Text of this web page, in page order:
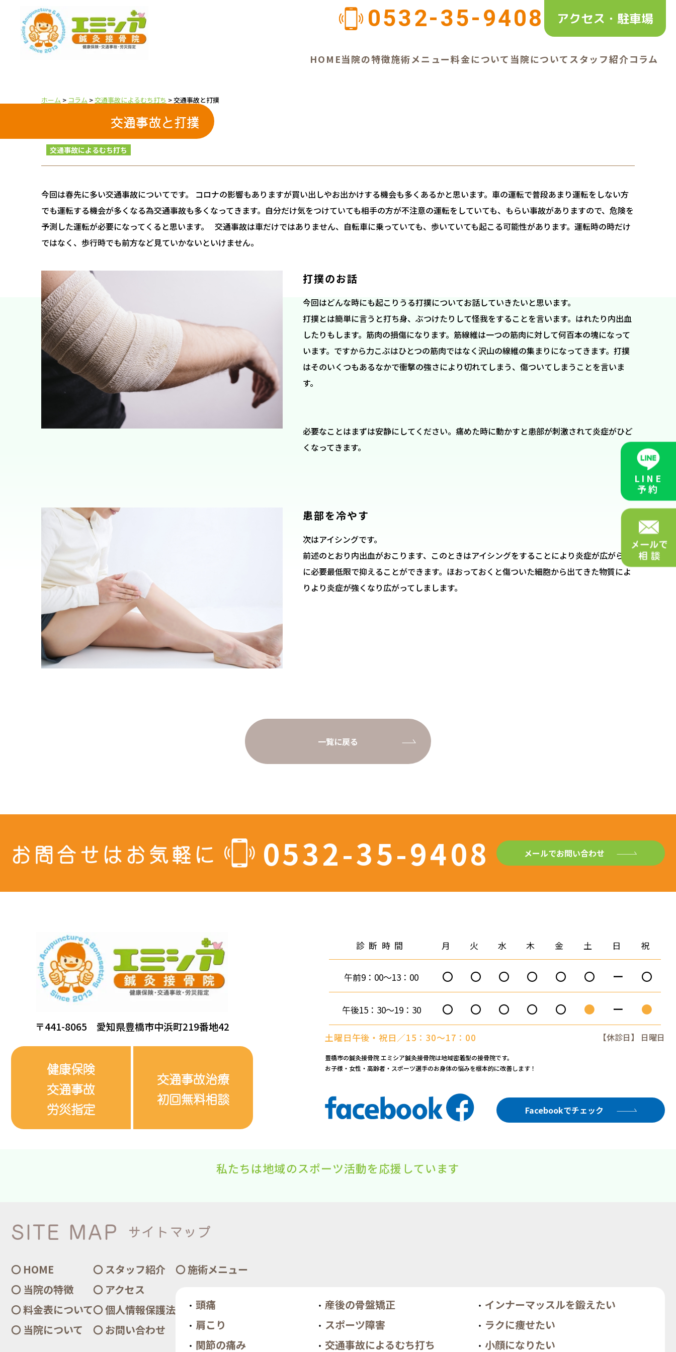
LINE
予約
0532-35-9408 アクセス・駐車場
HOME当院の特徴施術メニュー料金について 当院についてスタッフ紹介コラム
交通事故と打撲
ホーム > コラム >交通事故によるむち打ち >交通事故と打撲
交通事故によるむち打ち
今回は春先に多い交通事故についてです。 コロナの影響もありますが買い出しやお出かけする機会も多くあるかと思います。車の運転で普段あまり運転をしない方
でも運転する機会が多くなる為交通事故も多くなってきます。自分だけ気をつけていても相手の方が不注意の運転をしていても、もらい事故がありますので、危険を
予測した運転が必要になってくると思います。 交通事故は車だけではありません、自転車に乗っていても、歩いていても起こる可能性があります。運転時の時だけ
ではなく、歩行時でも前方など見ていかないといけません。
打撲のお話
今回はどんな時にも起こりうる打撲についてお話していきたいと思います。
打撲とは簡単に言うと打ち身、ぶつけたりして怪我をすることを言います。はれたり内出血
したりもします。筋肉の損傷になります。筋線維は一つの筋肉に対して何百本の塊になって
います。ですから力こぶはひとつの筋肉ではなく沢山の線維の集まりになってきます。打撲
はそのいくつもあるなかで衝撃の強さにより切れてしまう、傷ついてしまうことを言いま
す。
必要なことはまずは安静にしてください。痛めた時に動かすと患部が刺激されて炎症がひど
くなってきます。
患部を冷やす
次はアイシングです。
前述のとおり内出血がおこります、このときはアイシングをすることにより炎症が広がらず
に必要最低限で抑えることができます。ほおっておくと傷ついた細胞から出てきた物質によ
りより炎症が強くなり広がってしまします。
一覧に戻る
お問合せはお気軽に 0532-35-9408 メールでお問い合わせ
〒441-8065 愛知県豊橋市中浜町219番地42
健康保険
交通事故
労災指定
交通事故治療
初回無料相談
診断時間 月 火 水 木 金 土 日 祝
午前9：00～13：00 〇 〇 〇 〇 〇 〇 ー 〇
午後15：30～19：30 〇 〇 〇 〇 〇 ● ー ●
土曜日午後・祝日／15：30～17：00 【休診日】 日曜日
豊橋市の鍼灸接骨院 エミシア鍼灸接骨院は地域密着型の接骨院です。
お子様・女性・高齢者・スポーツ選手のお身体の悩みを根本的に改善します！
Facebookでチェック
私たちは地域のスポーツ活動を応援しています
SITE MAP サイトマップ
HOME
当院の特徴
料金表について
当院について
スタッフ紹介
アクセス
個人情報保護法
お問い合わせ
施術メニュー
頭痛
肩こり
関節の痛み
産後の骨盤矯正
スポーツ障害
交通事故によるむち打ち
インナーマッスルを鍛えたい
ラクに痩せたい
小顔になりたい